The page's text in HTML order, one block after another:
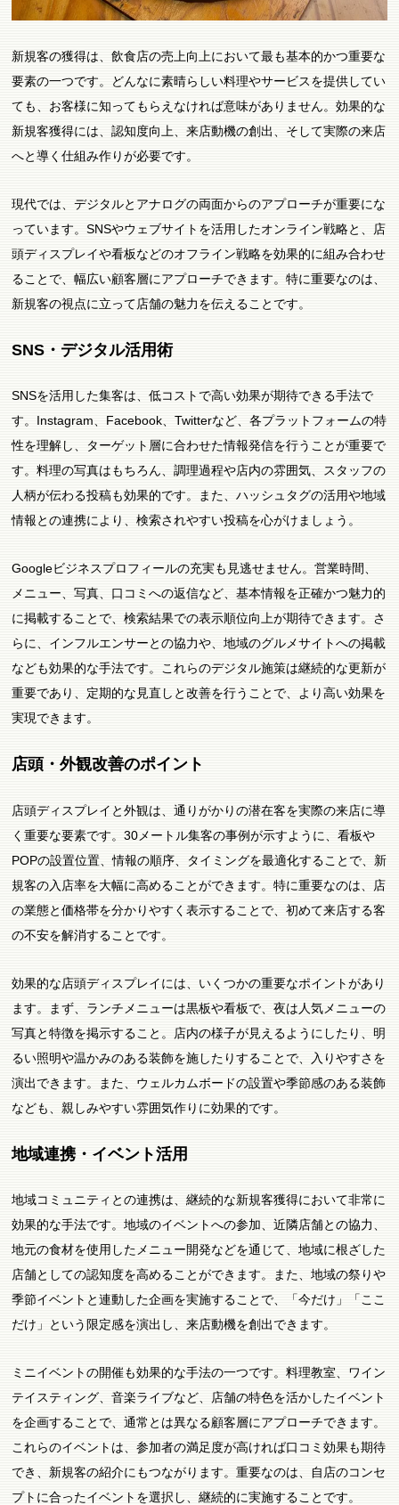
新規客の獲得は、飲食店の売上向上において最も基本的かつ重要な
要素の一つです。どんなに素晴らしい料理やサービスを提供してい
ても、お客様に知ってもらえなければ意味がありません。効果的な
新規客獲得には、認知度向上、来店動機の創出、そして実際の来店
へと導く仕組み作りが必要です。
現代では、デジタルとアナログの両面からのアプローチが重要にな
っています。SNSやウェブサイトを活用したオンライン戦略と、店
頭ディスプレイや看板などのオフライン戦略を効果的に組み合わせ
ることで、幅広い顧客層にアプローチできます。特に重要なのは、
新規客の視点に立って店舗の魅力を伝えることです。
SNS・デジタル活用術
SNSを活用した集客は、低コストで高い効果が期待できる手法で
す。Instagram、Facebook、Twitterなど、各プラットフォームの特
性を理解し、ターゲット層に合わせた情報発信を行うことが重要で
す。料理の写真はもちろん、調理過程や店内の雰囲気、スタッフの
人柄が伝わる投稿も効果的です。また、ハッシュタグの活用や地域
情報との連携により、検索されやすい投稿を心がけましょう。
Googleビジネスプロフィールの充実も見逃せません。営業時間、
メニュー、写真、口コミへの返信など、基本情報を正確かつ魅力的
に掲載することで、検索結果での表示順位向上が期待できます。さ
らに、インフルエンサーとの協力や、地域のグルメサイトへの掲載
なども効果的な手法です。これらのデジタル施策は継続的な更新が
重要であり、定期的な見直しと改善を行うことで、より高い効果を
実現できます。
店頭・外観改善のポイント
店頭ディスプレイと外観は、通りがかりの潜在客を実際の来店に導
く重要な要素です。30メートル集客の事例が示すように、看板や
POPの設置位置、情報の順序、タイミングを最適化することで、新
規客の入店率を大幅に高めることができます。特に重要なのは、店
の業態と価格帯を分かりやすく表示することで、初めて来店する客
の不安を解消することです。
効果的な店頭ディスプレイには、いくつかの重要なポイントがあり
ます。まず、ランチメニューは黒板や看板で、夜は人気メニューの
写真と特徴を掲示すること。店内の様子が見えるようにしたり、明
るい照明や温かみのある装飾を施したりすることで、入りやすさを
演出できます。また、ウェルカムボードの設置や季節感のある装飾
なども、親しみやすい雰囲気作りに効果的です。
地域連携・イベント活用
地域コミュニティとの連携は、継続的な新規客獲得において非常に
効果的な手法です。地域のイベントへの参加、近隣店舗との協力、
地元の食材を使用したメニュー開発などを通じて、地域に根ざした
店舗としての認知度を高めることができます。また、地域の祭りや
季節イベントと連動した企画を実施することで、「今だけ」「ここ
だけ」という限定感を演出し、来店動機を創出できます。
ミニイベントの開催も効果的な手法の一つです。料理教室、ワイン
テイスティング、音楽ライブなど、店舗の特色を活かしたイベント
を企画することで、通常とは異なる顧客層にアプローチできます。
これらのイベントは、参加者の満足度が高ければ口コミ効果も期待
でき、新規客の紹介にもつながります。重要なのは、自店のコンセ
プトに合ったイベントを選択し、継続的に実施することです。